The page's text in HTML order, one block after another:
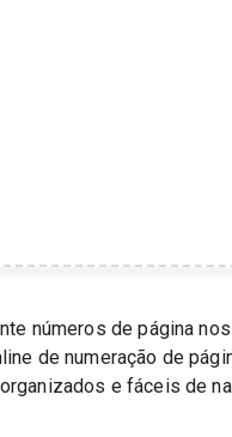
números de página
de numeração de
e fáceis de